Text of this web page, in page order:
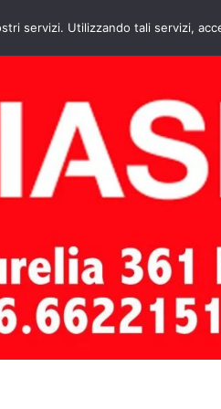
HOME
servizi. Utilizzando tali servizi,